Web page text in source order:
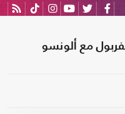
مع ألونسو